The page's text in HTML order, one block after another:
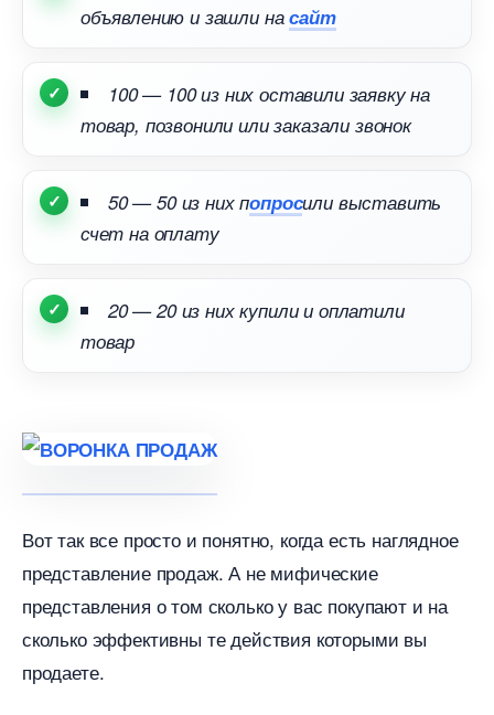
объявлению и зашли насайт
100 — 100 из них оставили заявку на
товар, позвонили или заказали звонок
50 — 50 из них попросили выставить
счет на оплату
20 — 20 из них купили и оплатили
товар
от так все просто и понятно, когда есть наглядное
представление продаж. А не мифические
представления о том сколько у вас покупают и на
сколько эффективны те действия которыми вы
продаете.